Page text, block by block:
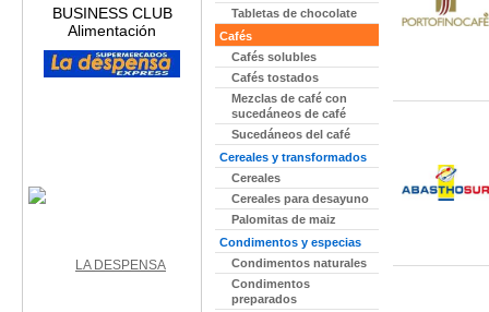
BUSINESS CLUB
Alimentación
Tabletas de chocolate
Cafés
Cafés solubles
Cafés tostados
Mezclas de café con
sucedáneos de café
Sucedáneos del café
Cereales y transformados
Cereales
Cereales para desayuno
Palomitas de maiz
Condimentos y especias
Condimentos naturales
Condimentos
preparados